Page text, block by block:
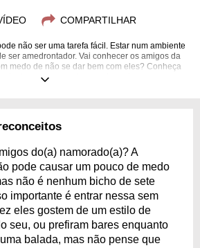
COMPARTILHAR
não ser uma tarefa fácil. Estar num ambiente
ser amedrontador. Vai conhecer os amigos da
medo de não se dar bem com eles? Conheça
dar bem com aqueles que importam para quem
do(a) namorado(a)? A
pode causar um pouco de medo
não é nenhum bicho de sete
importante é entrar nessa sem
eles gostem de um estilo de
seu, ou prefiram bares enquanto
balada, mas não pense que